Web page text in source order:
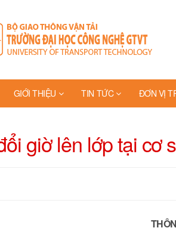
GIỚI THIỆU TIN TỨC ĐƠN VỊ
giờ lên lớp tại cơ